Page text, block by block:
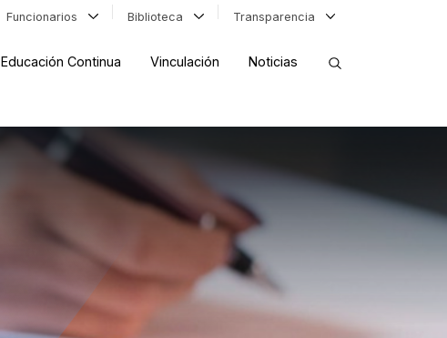
FILTRAR INFORMACIÓN
Funcionarios Biblioteca Transparencia
Educación Continua Vinculación Noticias